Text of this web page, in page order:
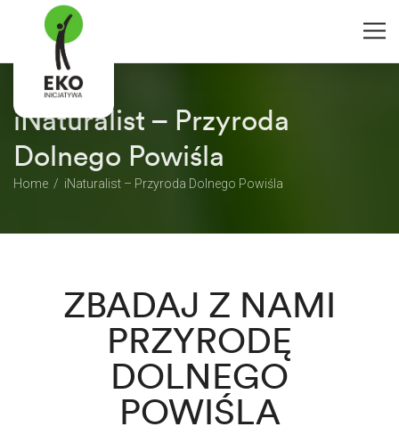
iNaturalist – Przyroda
Dolnego Powiśla
Home iNaturalist – Przyroda Dolnego Powiśla
ZBADAJ Z NAMI
PRZYRODĘ
DOLNEGO
POWIŚLA